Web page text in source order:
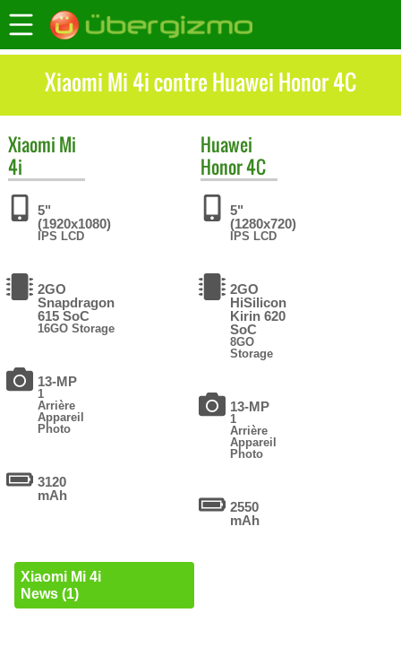
Xiaomi Mi 4i contre Huawei Honor 4C
Xiaomi Mi
4i
5"
(1920x1080)
IPS LCD
2GO
Snapdragon
615 SoC
16GO Storage
13-MP
1
Arrière
Appareil
Photo
3120
mAh
Xiaomi Mi 4i
News (1)
Huawei
Honor 4C
5"
(1280x720)
IPS LCD
2GO
HiSilicon
Kirin 620
SoC
8GO
Storage
13-MP
1
Arrière
Appareil
Photo
2550
mAh